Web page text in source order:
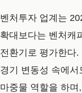
벤처투자 업계는
확대보다는 벤처캐
전환기로 평가한다
경기 변동성 속에
마중물 역할을 하